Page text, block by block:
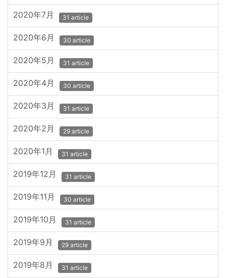
2020年7月 31 article
2020年6月 30 article
2020年5月 31 article
2020年4月 30 article
2020年3月 31 article
2020年2月 29 article
2020年1月 31 article
2019年12月 31 article
2019年11月 30 article
2019年10月 31 article
2019年9月 29 article
2019年8月 31 article